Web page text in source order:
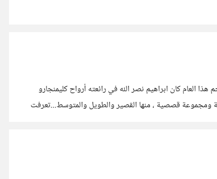
هذا العام كان ابراهيم نصر الله في رائعته أرواح كليمنجارو
سبعين كتاب ورواية ومجموعة قصصية ، منها القصير والطويل والمتوسط...تعرفت